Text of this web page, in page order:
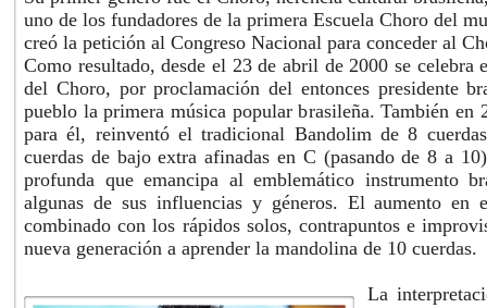
uno de los fundadores de la primera Escuela Choro del
creó la petición al Congreso Nacional para conceder al
Como resultado, desde el 23 de abril de 2000 se
del Choro, por proclamación del entonces presidente
pueblo la primera música popular brasileña. También en
para él, reinventó el tradicional Bandolim de 8
cuerdas de bajo extra afinadas en C (pasando de 8 a
profunda que emancipa al emblemático instrumento
algunas de sus influencias y géneros. El aumento en
combinado con los rápidos solos, contrapuntos e
nueva generación a aprender la mandolina de 10 cuerdas.
La